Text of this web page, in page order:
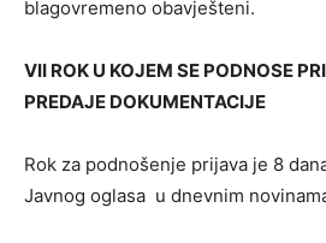
blagovremeno obavješteni.
VII ROK U KOJEM SE PODNOSE
PREDAJE DOKUMENTACIJE
Rok za podnošenje prijava je 8
Javnog oglasa u dnevnim